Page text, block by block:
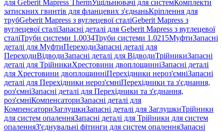
для Geberit Mapress ThermУщільнювачі для системКомплекти
затискних гвинтів для фланцевих з'єднаньКріплення для
трубGeberit Mapress з вуглецевої сталіGeberit Mapress з
вуглецевої сталіЗапасні деталі для Geberit Mapress з вуглецевої
сталіТруби системи 1.0034Труби системи 1.0215МуфтиЗапасні
деталі для МуфтиПереходиЗапасні деталі для
ПереходиВідводиЗапасні деталі для ВідводиТрійникиЗапасні
деталі для ТрійникиХрестовини двоплощинніЗапасні деталі
для Хрестовини двоплощинніПерехідники нероз'ємніЗапасні
деталі для Перехідники нероз'ємніПерехідники та з'єднання,
роз'ємніЗапасні деталі для Перехідники та з'єднання,
роз'ємніКомпенсаториЗапасні деталі для
КомпенсаториЗаглушкиЗапасні деталі для ЗаглушкиТрійники
для систем опаленняЗапасні деталі для Трійники для систем
опаленняЗ'єднувальні фітинги для систем опаленняЗапасні